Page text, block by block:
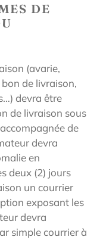
DE
(avarie,
de livraison,
devra être
de livraison sous
de
devra
en
deux (2) jours
un courrier
exposant les
devra
simple courrier à